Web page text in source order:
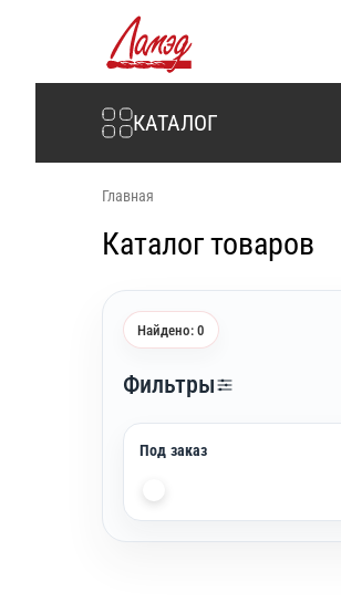
Интернет-магазин Ламэд
КАТАЛОГ
Главная
Каталог товаров
Найдено: 0
Фильтры
Под заказ